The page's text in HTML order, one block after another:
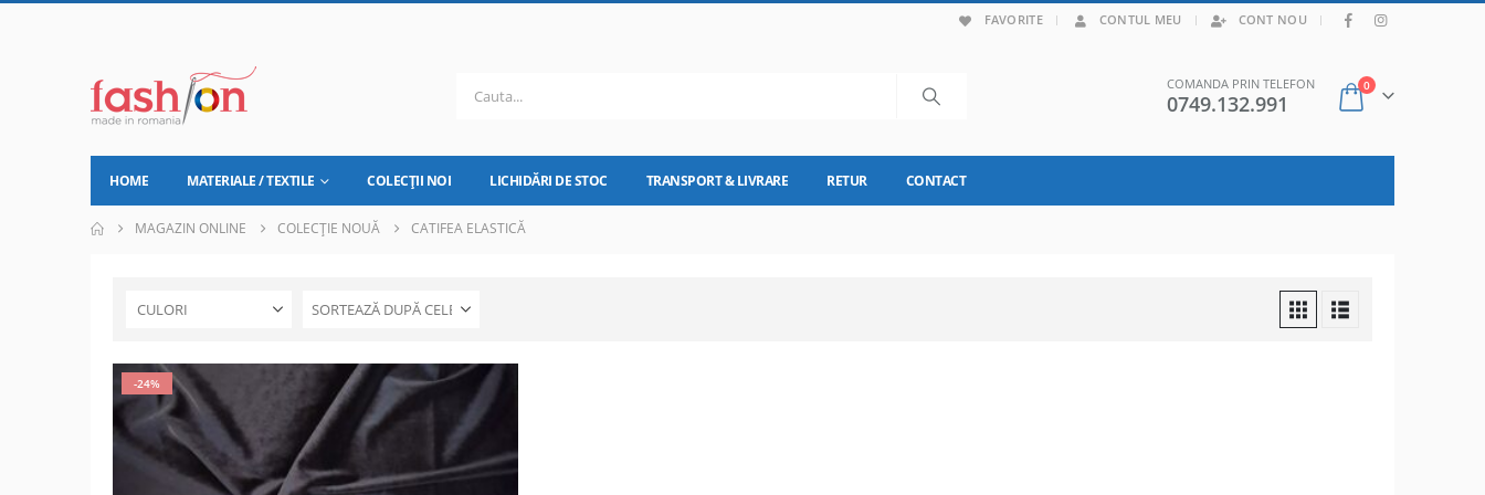
FAVORITE CONTUL MEU CONT NOU |
COMANDA PRIN TELEFON
0749.132.991
0
HOME MATERIALE / TEXTILE COLECȚII NOI LICHIDĂRI DE STOC TRANSPORT & LIVRARE RETUR CONTACT
MAGAZIN ONLINE COLECȚIE NOUĂ CATIFEA ELASTICĂ
CULORI
-24%